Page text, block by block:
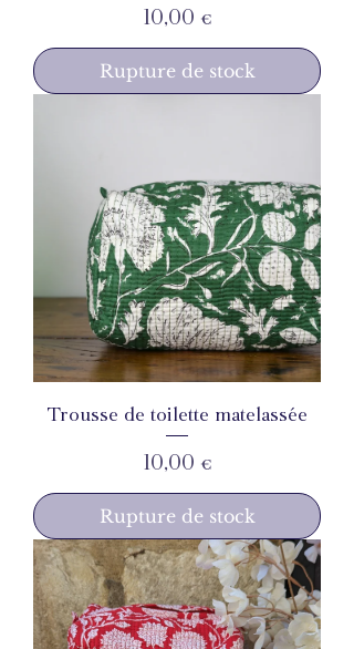
Prix
10,00 €
Rupture de stock
Trousse de toilette matelassée
Prix
10,00 €
Rupture de stock